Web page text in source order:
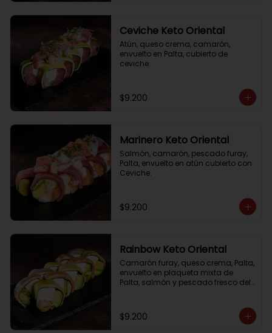
Ceviche Keto Oriental
Atún, queso crema, camarón,
envuelto en Palta, cubierto de
ceviche.
$9.200
Marinero Keto Oriental
Salmón, camarón, pescado furay,
Palta, envuelto en atún cubierto con
Ceviche.
$9.200
Rainbow Keto Oriental
Camarón furay, queso crema, Palta,
envuelto en plaqueta mixta de
Palta, salmón y pescado fresco del
$9.200